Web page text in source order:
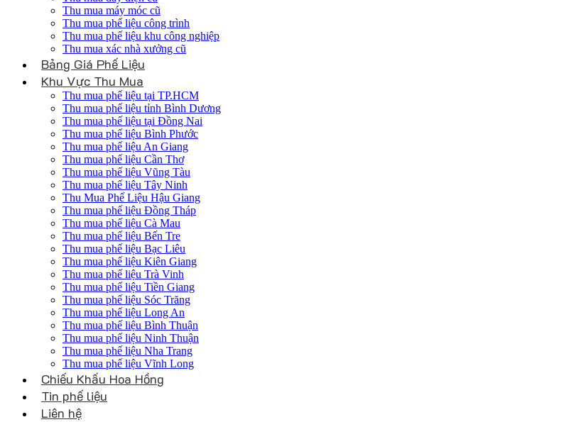
Thu mua máy móc cũ
Thu mua phế liệu công trình
Thu mua phế liệu khu công nghiệp
Thu mua xác nhà xưởng cũ
Bảng Giá Phế Liệu
Khu Vực Thu Mua
Thu mua phế liệu tại TP.HCM
Thu mua phế liệu tỉnh Bình Dương
Thu mua phế liệu tại Đồng Nai
Thu mua phế liệu Bình Phước
Thu mua phế liệu An Giang
Thu mua phế liệu Cần Thơ
Thu mua phế liệu Vũng Tàu
Thu mua phế liệu Tây Ninh
Thu Mua Phế Liệu Hậu Giang
Thu mua phế liệu Đồng Tháp
Thu mua phế liệu Cà Mau
Thu mua phế liệu Bến Tre
Thu mua phế liệu Bạc Liêu
Thu mua phế liệu Kiên Giang
Thu mua phế liệu Trà Vinh
Thu mua phế liệu Tiền Giang
Thu mua phế liệu Sóc Trăng
Thu mua phế liệu Long An
Thu mua phế liệu Bình Thuận
Thu mua phế liệu Ninh Thuận
Thu mua phế liệu Nha Trang
Thu mua phế liệu Vĩnh Long
Chiếu Khấu Hoa Hồng
Tin phế liệu
Liên hệ